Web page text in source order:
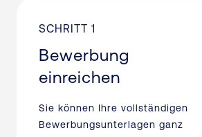
SCHRITT 1
Bewerbung
einreichen
Sie können Ihre vollständigen
Bewerbungsunterlagen ganz